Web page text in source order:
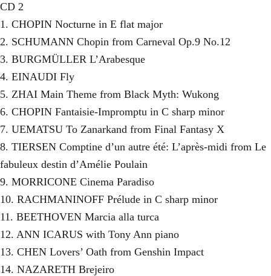
CD 2
1. CHOPIN Nocturne in E flat major
2. SCHUMANN Chopin from Carneval Op.9 No.12
3. BURGMÜLLER L’Arabesque
4. EINAUDI Fly
5. ZHAI Main Theme from Black Myth: Wukong
6. CHOPIN Fantaisie-Impromptu in C sharp minor
7. UEMATSU To Zanarkand from Final Fantasy X
8. TIERSEN Comptine d’un autre été: L’après-midi from Le
fabuleux destin d’Amélie Poulain
9. MORRICONE Cinema Paradiso
10. RACHMANINOFF Prélude in C sharp minor
11. BEETHOVEN Marcia alla turca
12. ANN ICARUS with Tony Ann piano
13. CHEN Lovers’ Oath from Genshin Impact
14. NAZARETH Brejeiro